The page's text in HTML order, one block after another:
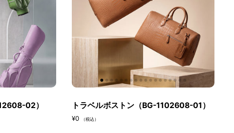
02） トラベルボストン（BG-1102608-01）
¥0 （税込）